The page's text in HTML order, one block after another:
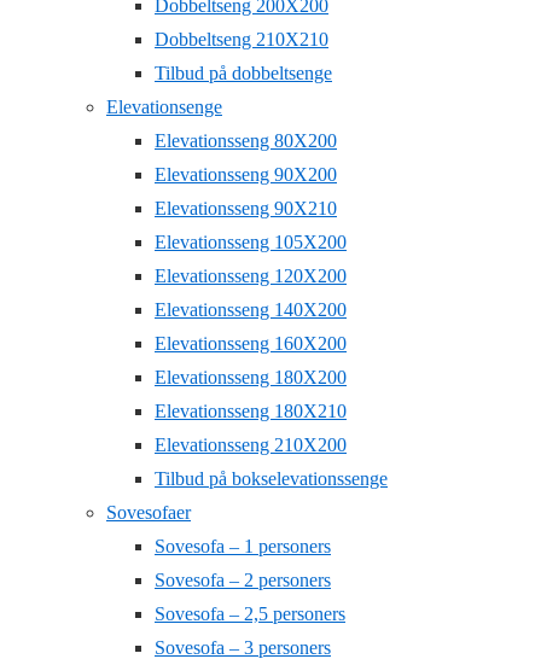
Dobbeltseng 200X200
Dobbeltseng 210X210
Tilbud på dobbeltsenge
Elevationsenge
Elevationsseng 80X200
Elevationsseng 90X200
Elevationsseng 90X210
Elevationsseng 105X200
Elevationsseng 120X200
Elevationsseng 140X200
Elevationsseng 160X200
Elevationsseng 180X200
Elevationsseng 180X210
Elevationsseng 210X200
Tilbud på bokselevationssenge
Sovesofaer
Sovesofa – 1 personers
Sovesofa – 2 personers
Sovesofa – 2,5 personers
Sovesofa – 3 personers